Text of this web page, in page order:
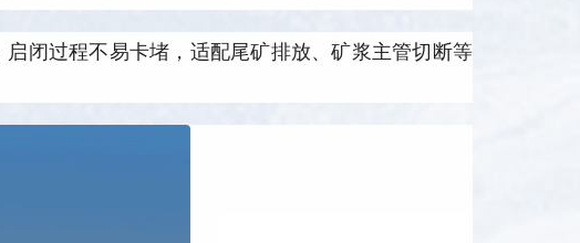
闭过程不易卡堵，适配尾矿排放、矿浆主管切断等